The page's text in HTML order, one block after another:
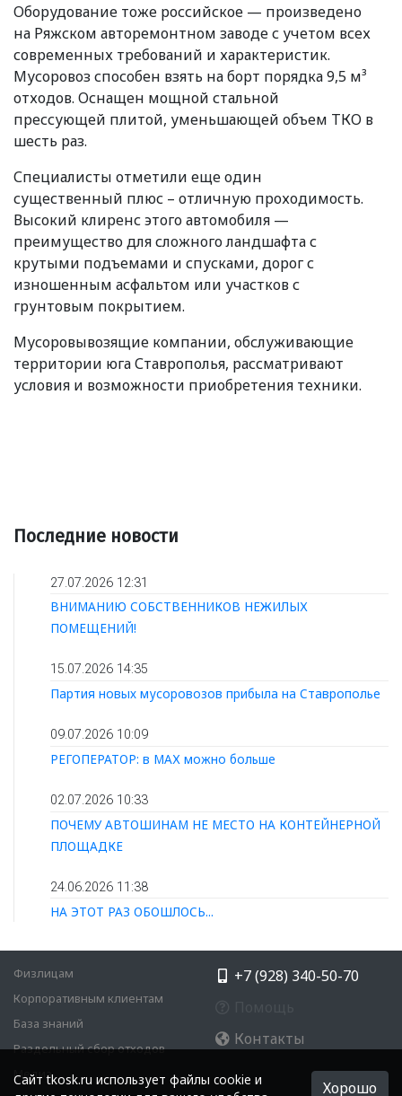
Оборудование тоже российское — произведено
на Ряжском авторемонтном заводе с учетом всех
современных требований и характеристик.
Мусоровоз способен взять на борт порядка 9,5 м³
отходов. Оснащен мощной стальной
прессующей плитой, уменьшающей объем ТКО в
шесть раз.
Специалисты отметили еще один
существенный плюс – отличную проходимость.
Высокий клиренс этого автомобиля —
преимущество для сложного ландшафта с
крутыми подъемами и спусками, дорог с
изношенным асфальтом или участков с
грунтовым покрытием.
Мусоровывозящие компании, обслуживающие
территории юга Ставрополья, рассматривают
условия и возможности приобретения техники.
Последние новости
27.07.2026 12:31
ВНИМАНИЮ СОБСТВЕННИКОВ НЕЖИЛЫХ
ПОМЕЩЕНИЙ!
15.07.2026 14:35
Партия новых мусоровозов прибыла на Ставрополье
09.07.2026 10:09
РЕГОПЕРАТОР: в МАХ можно больше
02.07.2026 10:33
ПОЧЕМУ АВТОШИНАМ НЕ МЕСТО НА КОНТЕЙНЕРНОЙ
ПЛОЩАДКЕ
24.06.2026 11:38
НА ЭТОТ РАЗ ОБОШЛОСЬ...
Физлицам
Корпоративным клиентам
База знаний
Раздельный сбор отходов
Медиа
+7 (928) 340-50-70
Контакты
Cайт tkosk.ru использует файлы cookie и
Хорошо